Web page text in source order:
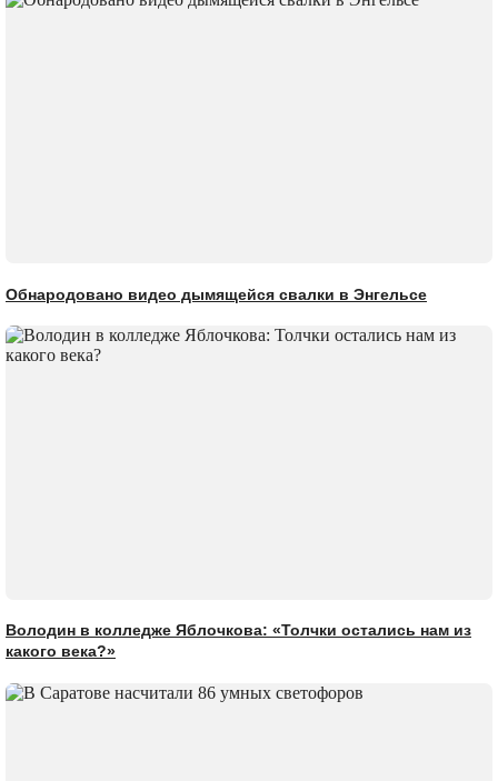
Обнародовано видео дымящейся свалки в Энгельсе
Володин в колледже Яблочкова: «Толчки остались нам из
какого века?»